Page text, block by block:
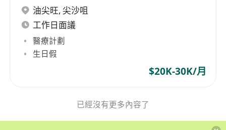
油尖旺, 尖沙咀
工作日面議
醫療計劃
生日假
$20K-30K/月
已經沒有更多內容了